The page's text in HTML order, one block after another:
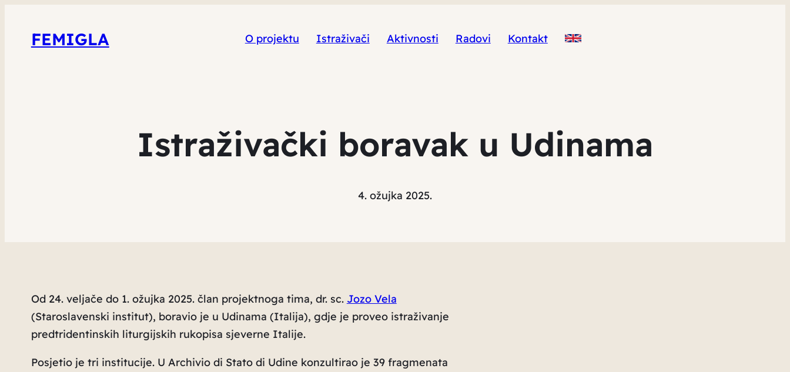
FEMIGLA O projektu Istraživači Aktivnosti Radovi Kontakt
Istraživački boravak u Udinama
4. ožujka 2025.
Od 24. veljače do 1. ožujka 2025. član projektnoga tima, dr. sc. Jozo Vela
(Staroslavenski institut), boravio je u Udinama (Italija), gdje je proveo istraživanje
predtridentinskih liturgijskih rukopisa sjeverne Italije.
Posjetio je tri institucije. U Archivio di Stato di Udine konzultirao je 39 fragmenata